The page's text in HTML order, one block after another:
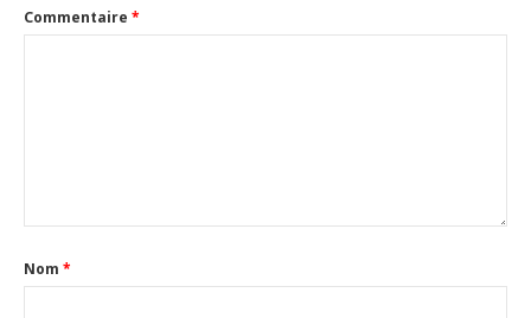
Commentaire *
Nom *